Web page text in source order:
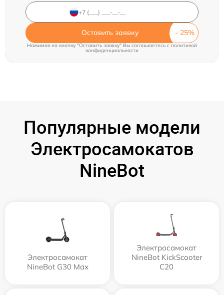
Оставить заявку
Нажимая на кнопку "Оставить заявку" Вы соглашаетесь c политикой
конфиденциальности
Популярные модели
Электросамокатов
NineBot
Электросамокат
NineBot G30 Max
Электросамокат
NineBot KickScooter
C20